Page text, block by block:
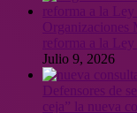
Organizaciones
Julio 9, 2026